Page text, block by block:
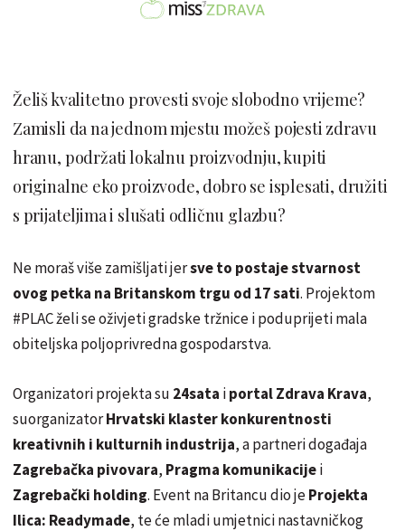
Želiš kvalitetno provesti svoje slobodno vrijeme?
Zamisli da na jednom mjestu možeš pojesti zdravu
hranu, podržati lokalnu proizvodnju, kupiti
originalne eko proizvode, dobro se isplesati, družiti
s prijateljima i slušati odličnu glazbu?
Ne moraš više zamišljati jersve to postaje stvarnost
ovog petka na Britanskom trgu od 17 sati. Projektom
#PLAC želi se oživjeti gradske tržnice i poduprijeti mala
obiteljska poljoprivredna gospodarstva.
Organizatori projekta su 24sata iportal Zdrava Krava,
suorganizatorHrvatski klaster konkurentnosti
kreativnih i kulturnih industrija, a partneri događaja
Zagrebačka pivovara, Pragma komunikacijei
Zagrebački holding. Event na Britancu dio jeProjekta
Ilica: Readymade, te će mladi umjetnici nastavničkog